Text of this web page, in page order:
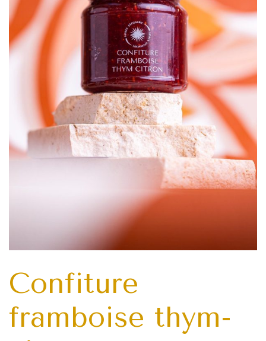
Confiture
framboise thym-
QUI
CONTACT
Siprès Pâtisserie
39 Rue de
Ouvert du mardi
De 7h30 à 19h30